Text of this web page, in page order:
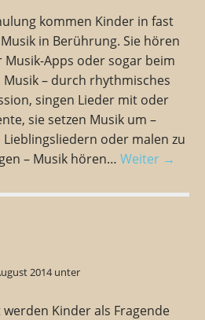
kommen Kinder in fast
in Berührung. Sie hören
Musik-Apps oder sogar beim
Musik – durch rhythmisches
singen Lieder mit oder
sie setzen Musik um –
oder malen zu
– Musik hören… Weiter →
2014unter
Kinder als Fragende